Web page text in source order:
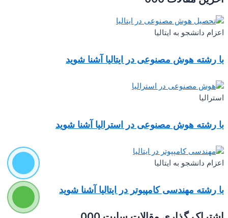
اعزام دانشجو به ایتالیا
با رشته هوش مصنوعی در ایتالیا آشنا شوید
استرالیا
با رشته هوش مصنوعی در استرالیا آشنا شوید
اعزام دانشجو به ایتالیا
با رشته مهندسی کامپیوتر در ایتالیا آشنا شوید